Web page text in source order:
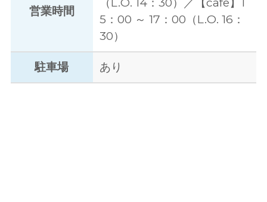
営業時間
5：00 ～ 17：00（L.O. 16：
30）
駐車場 あり